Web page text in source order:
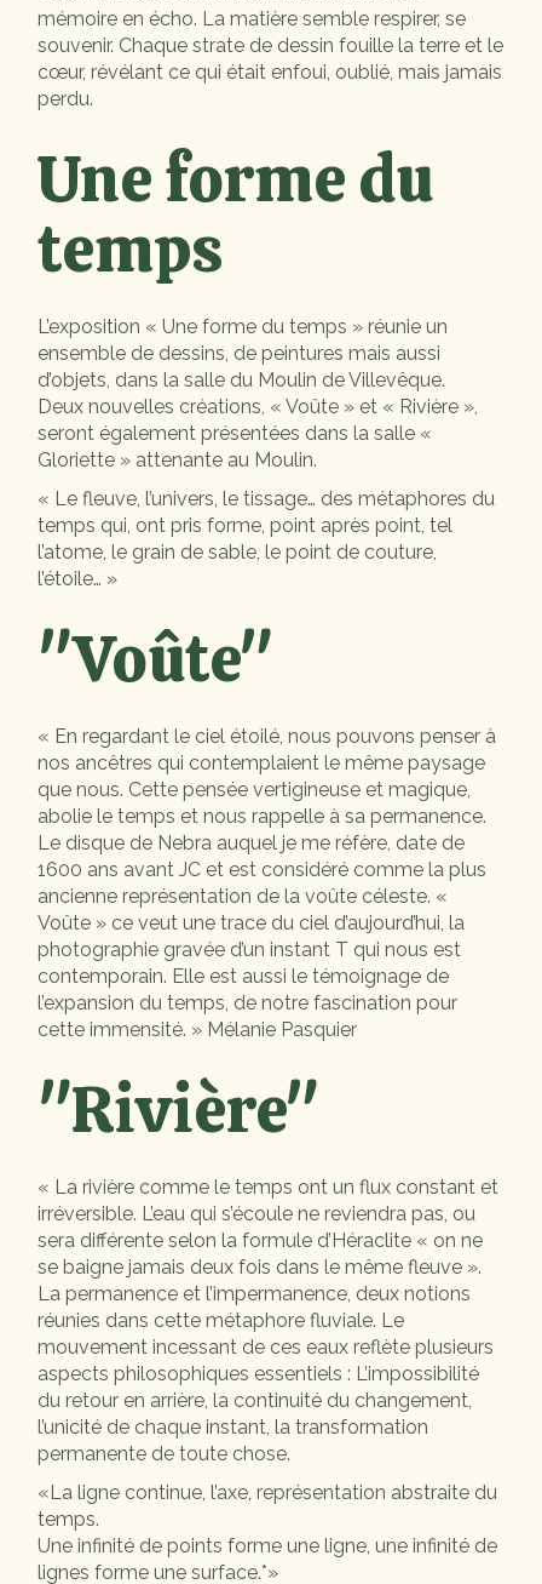
mémoire en écho. La matière semble respirer, se
souvenir. Chaque strate de dessin fouille la terre et le
cœur, révélant ce qui était enfoui, oublié, mais jamais
perdu.
Une forme du
temps
L’exposition « Une forme du temps » réunie un
ensemble de dessins, de peintures mais aussi
d’objets, dans la salle du Moulin de Villevêque.
Deux nouvelles créations, « Voûte » et « Rivière »,
seront également présentées dans la salle «
Gloriette » attenante au Moulin.
« Le fleuve, l’univers, le tissage… des métaphores du
temps qui, ont pris forme, point après point, tel
l’atome, le grain de sable, le point de couture,
l’étoile… »
"Voûte"
« En regardant le ciel étoilé, nous pouvons penser à
nos ancêtres qui contemplaient le même paysage
que nous. Cette pensée vertigineuse et magique,
abolie le temps et nous rappelle à sa permanence.
Le disque de Nebra auquel je me réfère, date de
1600 ans avant JC et est considéré comme la plus
ancienne représentation de la voûte céleste. «
Voûte » ce veut une trace du ciel d’aujourd’hui, la
photographie gravée d’un instant T qui nous est
contemporain. Elle est aussi le témoignage de
l’expansion du temps, de notre fascination pour
cette immensité. » Mélanie Pasquier
"Rivière"
« La rivière comme le temps ont un flux constant et
irréversible. L’eau qui s’écoule ne reviendra pas, ou
sera différente selon la formule d’Héraclite « on ne
se baigne jamais deux fois dans le même fleuve ».
La permanence et l’impermanence, deux notions
réunies dans cette métaphore fluviale. Le
mouvement incessant de ces eaux reflète plusieurs
aspects philosophiques essentiels : L’impossibilité
du retour en arrière, la continuité du changement,
l’unicité de chaque instant, la transformation
permanente de toute chose.
«La ligne continue, l’axe, représentation abstraite du
temps.
Une infinité de points forme une ligne, une infinité de
lignes forme une surface.*»